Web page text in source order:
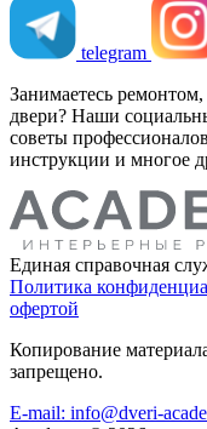
telegram
Занимаетесь
двери? Наши
советы
инструкции и многое
Единая справочная
Политика
офертой
Копирование
запрещено.
E-mail: info@dveri-